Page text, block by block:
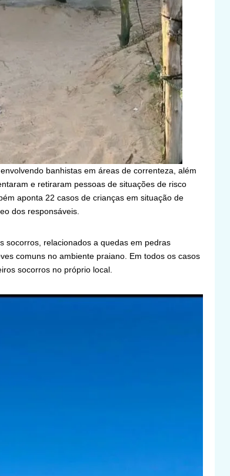
banhistas em áreas de correnteza, além
e retiraram pessoas de situações de risco
aponta 22 casos de crianças em situação de
dos responsáveis.
socorros, relacionados a quedas em pedras
comuns no ambiente praiano. Em todos os casos
socorros no próprio local.